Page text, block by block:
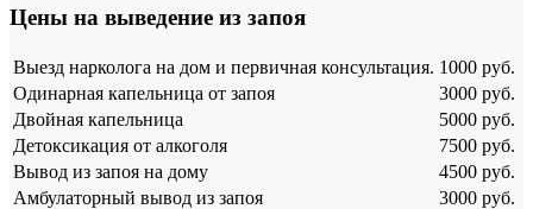
Цены на выведение из запоя
Выезд нарколога на дом и первичная консультация. 1000 руб.
Одинарная капельница от запоя
3000 руб.
Двойная капельница
5000 руб.
Детоксикация от алкоголя
7500 руб.
Вывод из запоя на дому
4500 руб.
Амбулаторный вывод из запоя
3000 руб.